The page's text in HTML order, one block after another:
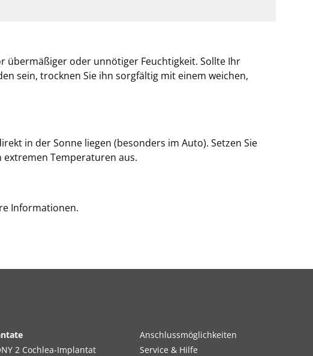
übermäßiger oder unnötiger Feuchtigkeit. Sollte Ihr
sein, trocknen Sie ihn sorgfältig mit einem weichen,
in der Sonne liegen (besonders im Auto). Setzen Sie
Temperaturen aus.
Informationen.
2 Cochlea-Implantat
Anschlussmöglichkeiten
Service & Hilfe